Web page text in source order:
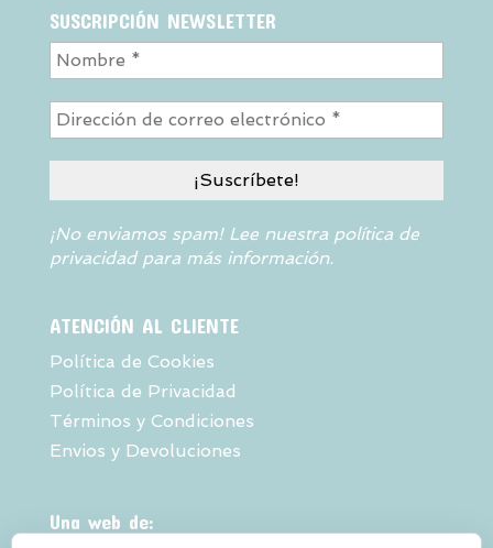
SUSCRIPCIÓN NEWSLETTER
¡No enviamos spam! Lee nuestra política de
privacidadpara más información.
ATENCIÓN AL CLIENTE
Política de Cookies
Política de Privacidad
Términos y Condiciones
Envios y Devoluciones
Una web de: